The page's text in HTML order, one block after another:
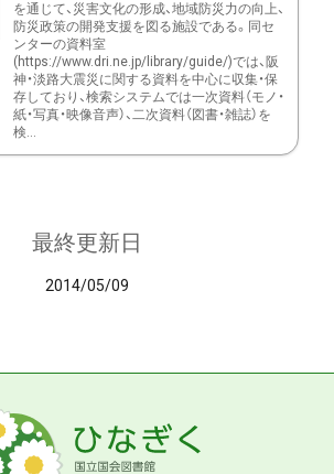
を通じて、災害文化の形成、地域防災力の向上、
防災政策の開発支援を図る施設である。同セ
ンターの資料室
(https://www.dri.ne.jp/library/guide/)では、阪
神・淡路大震災に関する資料を中心に収集・保
存しており、検索システムでは一次資料（モノ・
紙・写真・映像音声）、二次資料（図書・雑誌）を
検...
最終更新日
2014/05/09